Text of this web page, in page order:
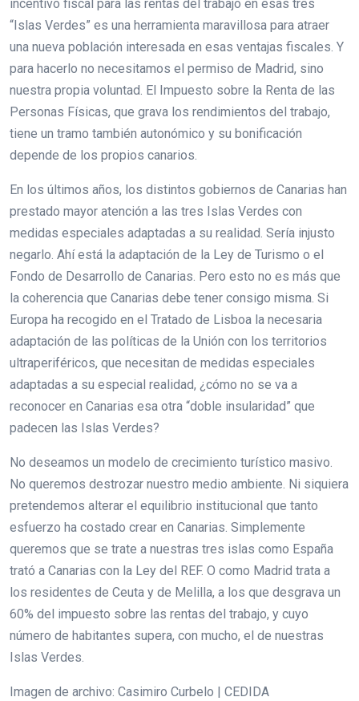
incentivo fiscal para las rentas del trabajo en esas tres
“Islas Verdes” es una herramienta maravillosa para atraer
una nueva población interesada en esas ventajas fiscales. Y
para hacerlo no necesitamos el permiso de Madrid, sino
nuestra propia voluntad. El Impuesto sobre la Renta de las
Personas Físicas, que grava los rendimientos del trabajo,
tiene un tramo también autonómico y su bonificación
depende de los propios canarios.
En los últimos años, los distintos gobiernos de Canarias han
prestado mayor atención a las tres Islas Verdes con
medidas especiales adaptadas a su realidad. Sería injusto
negarlo. Ahí está la adaptación de la Ley de Turismo o el
Fondo de Desarrollo de Canarias. Pero esto no es más que
la coherencia que Canarias debe tener consigo misma. Si
Europa ha recogido en el Tratado de Lisboa la necesaria
adaptación de las políticas de la Unión con los territorios
ultraperiféricos, que necesitan de medidas especiales
adaptadas a su especial realidad, ¿cómo no se va a
reconocer en Canarias esa otra “doble insularidad” que
padecen las Islas Verdes?
No deseamos un modelo de crecimiento turístico masivo.
No queremos destrozar nuestro medio ambiente. Ni siquiera
pretendemos alterar el equilibrio institucional que tanto
esfuerzo ha costado crear en Canarias. Simplemente
queremos que se trate a nuestras tres islas como España
trató a Canarias con la Ley del REF. O como Madrid trata a
los residentes de Ceuta y de Melilla, a los que desgrava un
60% del impuesto sobre las rentas del trabajo, y cuyo
número de habitantes supera, con mucho, el de nuestras
Islas Verdes.
Imagen de archivo: Casimiro Curbelo | CEDIDA